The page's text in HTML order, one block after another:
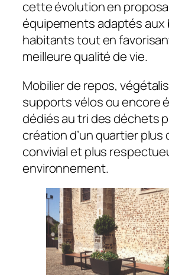
cette évolution en
équipements adaptés aux
habitants tout en
meilleure qualité de vie.
Mobilier de repos,
supports vélos ou encore
dédiés au tri des déchets
création d’un quartier plus
convivial et plus
environnement.